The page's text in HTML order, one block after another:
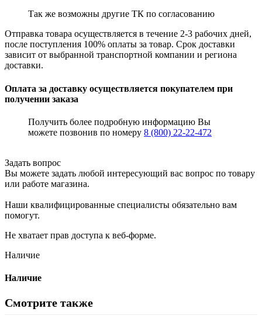
Так же возможны другие ТК по согласованию
Отправка товара осуществляется в течение 2-3 рабочих дней,
после поступления 100% оплаты за товар. Срок доставки
зависит от выбранной транспортной компании и региона
доставки.
Оплата за доставку осуществляется покупателем при
получении заказа
Получить более подробную информацию Вы
можете позвонив по номеру 8 (800) 22-22-472
Задать вопрос
Вы можете задать любой интересующий вас вопрос по товару
или работе магазина.
Наши квалифицированные специалисты обязательно вам
помогут.
Не хватает прав доступа к веб-форме.
Наличие
Наличие
Смотрите также